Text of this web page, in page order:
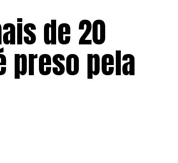
de 20
preso pela